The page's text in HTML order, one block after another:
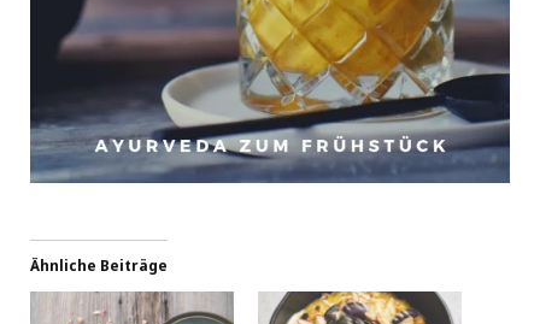
Ähnliche Beiträge